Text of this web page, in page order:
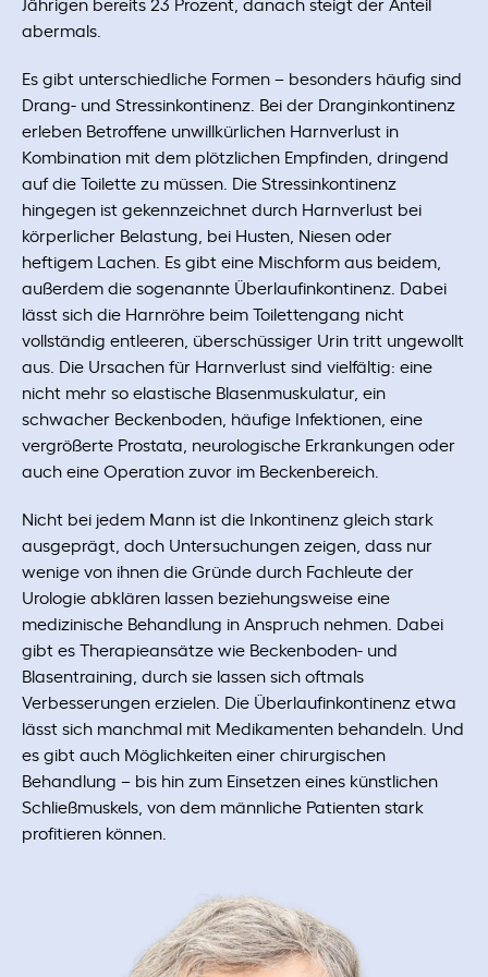
abermals.
Es gibt unterschiedliche Formen – besonders häufig sind
Drang- und Stressinkontinenz. Bei der Dranginkontinenz
erleben Betroffene unwillkürlichen Harnverlust in
Kombination mit dem plötzlichen Empfinden, dringend
auf die Toilette zu müssen. Die Stressinkontinenz
hingegen ist gekennzeichnet durch Harnverlust bei
körperlicher Belastung, bei Husten, Niesen oder
heftigem Lachen. Es gibt eine Mischform aus beidem,
außerdem die sogenannte Überlaufinkontinenz. Dabei
lässt sich die Harnröhre beim Toilettengang nicht
vollständig entleeren, überschüssiger Urin tritt ungewollt
aus. Die Ursachen für Harnverlust sind vielfältig: eine
nicht mehr so elastische Blasenmuskulatur, ein
schwacher Beckenboden, häufige Infektionen, eine
vergrößerte Prostata, neurologische Erkrankungen oder
auch eine Operation zuvor im Beckenbereich.
Nicht bei jedem Mann ist die Inkontinenz gleich stark
ausgeprägt, doch Untersuchungen zeigen, dass nur
wenige von ihnen die Gründe durch Fachleute der
Urologie abklären lassen beziehungsweise eine
medizinische Behandlung in Anspruch nehmen. Dabei
gibt es Therapieansätze wie Beckenboden- und
Blasentraining, durch sie lassen sich oftmals
Verbesserungen erzielen. Die Überlaufinkontinenz etwa
lässt sich manchmal mit Medikamenten behandeln. Und
es gibt auch Möglichkeiten einer chirurgischen
Behandlung – bis hin zum Einsetzen eines künstlichen
Schließmuskels, von dem männliche Patienten stark
profitieren können.